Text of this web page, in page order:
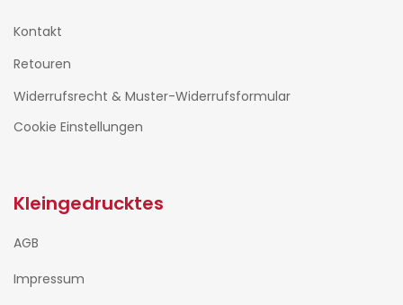
Kontakt
Retouren
Widerrufsrecht & Muster-Widerrufsformular
Cookie Einstellungen
Kleingedrucktes
AGB
Impressum